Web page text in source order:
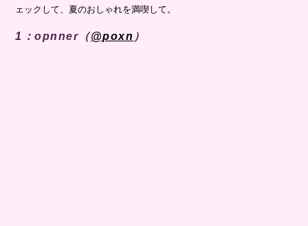
ェックして、夏のおしゃれを満喫して。
1：opnner（@poxn ）